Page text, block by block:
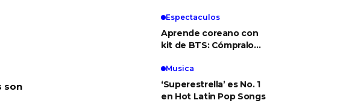
son
Espectaculos
Aprende coreano con
kit de BTS: Cómpralo
Musica
‘Superestrella’ es No. 1
en Hot Latin Pop Songs